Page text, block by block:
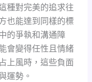
種對完美的追求往
也能達到同樣的標
的爭執和溝通障
會變得任性且情緒
上風時，這些負面
運勢。